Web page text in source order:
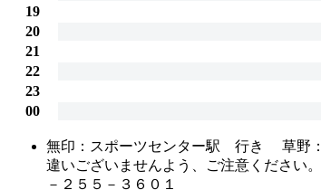
19
20
21
22
23
00
無印：スポーツセンター駅 行き 草野
違いございませんよう、ご注意くださ
－２５５－３６０１